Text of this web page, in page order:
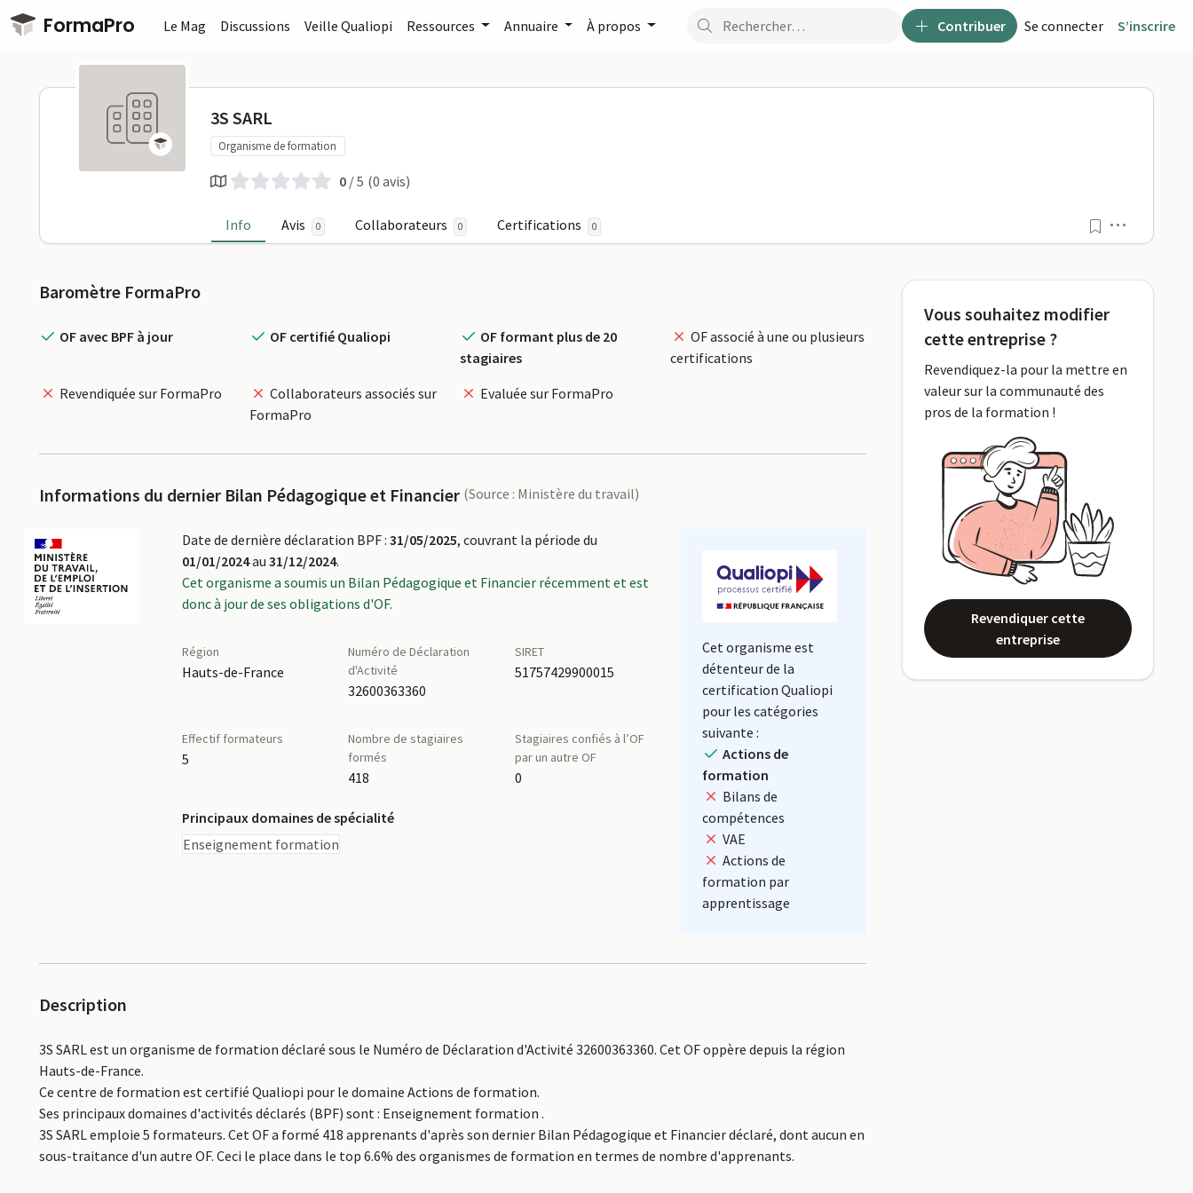
Passer au contenu principal
FormaPro Contribuer Se connecter S’inscrire
Le Mag Discussions Veille Qualiopi Ressources Annuaire À propos
3S SARL sur FormaPro
3S SARL
Organisme de formation
0 / 5 (0 avis)
Info Avis 0 Collaborateurs 0 Certifications 0
Profil
Baromètre FormaPro
OF avec BPF à jour OF certifié Qualiopi
OF formant plus de 20
stagiaires
OF associé à une ou plusieurs
certifications
Revendiquée sur FormaPro
Collaborateurs associés sur
FormaPro
Evaluée sur FormaPro
Informations du dernier Bilan Pédagogique et Financier (Source : Ministère du travail)
Date de dernière déclaration BPF : 31/05/2025, couvrant la période du
01/01/2024au 31/12/2024.
Cet organisme a soumis un Bilan Pédagogique et Financier récemment et est
donc à jour de ses obligations d'OF.
Région
Hauts-de-France
Numéro de Déclaration
d'Activité
32600363360
SIRET
51757429900015
Effectif formateurs
5
Nombre de stagiaires
formés
418
Stagiaires confiés à l’OF
par un autre OF
0
Principaux domaines de spécialité
Enseignement formation
Cet organisme est
détenteur de la
certification Qualiopi
pour les catégories
suivante :
Actions de
formation
Bilans de
compétences
VAE
Actions de
formation par
apprentissage
Description
3S SARL est un organisme de formation déclaré sous le Numéro de Déclaration d'Activité 32600363360. Cet OF oppère depuis la région
Hauts-de-France.
Ce centre de formation est certifié Qualiopi pour le domaine Actions de formation.
Ses principaux domaines d'activités déclarés (BPF) sont : Enseignement formation .
3S SARL emploie 5 formateurs. Cet OF a formé 418 apprenants d'après son dernier Bilan Pédagogique et Financier déclaré, dont aucun en
sous-traitance d'un autre OF. Ceci le place dans le top 6.6% des organismes de formation en termes de nombre d'apprenants.
Vous souhaitez modifier
cette entreprise ?
Revendiquez-la pour la mettre en
valeur sur la communauté des
pros de la formation !
Revendiquer cette
entreprise